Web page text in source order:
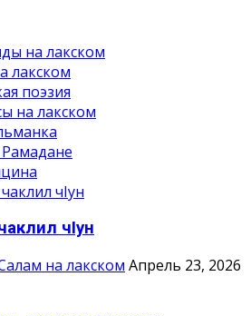
на лакском
лакском
поэзия
на лакском
чIун
на лакском Апрель 23, 2026